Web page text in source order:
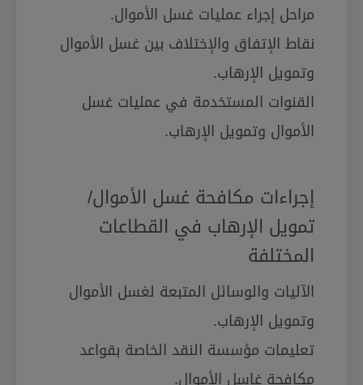
مراحل إجراء عمليات غسل الأموال.
نقاط الإتفاق والإختلاف بين غسل الأموال
وتمويل الإرهاب.
القنوات المستخدمة في عمليات غسل
الأموال وتمويل الإرهاب.
إجراءات مكافحة غسل الأموال/
تمويل الإرهاب في القطاعات
المختلفة
الآليات والوسائل المتبعة لغسل الأموال
وتمويل الإرهاب.
تعليمات مؤسسة النقد الخاصة بقواعد
مكافحة غاسل الأموال.